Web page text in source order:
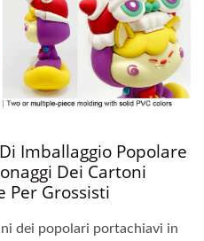
Imballaggio Popolare
Dei Cartoni
Per Grossisti
dei popolari portachiavi in